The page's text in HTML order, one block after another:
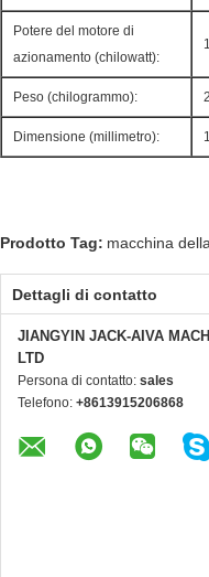
Potere del motore di
azionamento (chilowatt):
Peso (chilogrammo):
Dimensione (millimetro):
Prodotto Tag: macchina
Dettagli di contatto
JIANGYIN JACK-AIVA
LTD
Persona di contatto: sales
Telefono: +8613915206868